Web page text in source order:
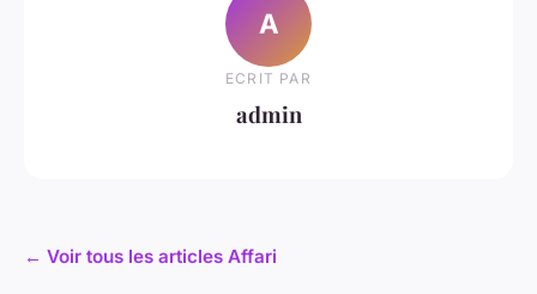
A
ECRIT PAR
admin
← Voir tous les articles Affari